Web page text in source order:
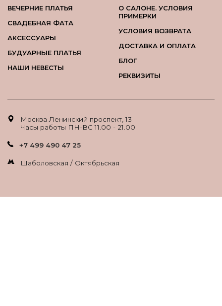
ВЕЧЕРНИЕ ПЛАТЬЯ
СВАДЕБНАЯ ФАТА
АКСЕССУАРЫ
БУДУАРНЫЕ ПЛАТЬЯ
НАШИ НЕВЕСТЫ
О САЛОНЕ. УСЛОВИЯ
ПРИМЕРКИ
УСЛОВИЯ ВОЗВРАТА
ДОСТАВКА И ОПЛАТА
БЛОГ
РЕКВИЗИТЫ
Москва Ленинский проспект, 13
Часы работы ПН-ВС 11.00 - 21.00
+7 499 490 47 25
Шаболовская / Октябрьская